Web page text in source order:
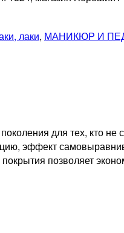
лаки, МАНИКЮР И
для тех, кто
эффект
позволяет